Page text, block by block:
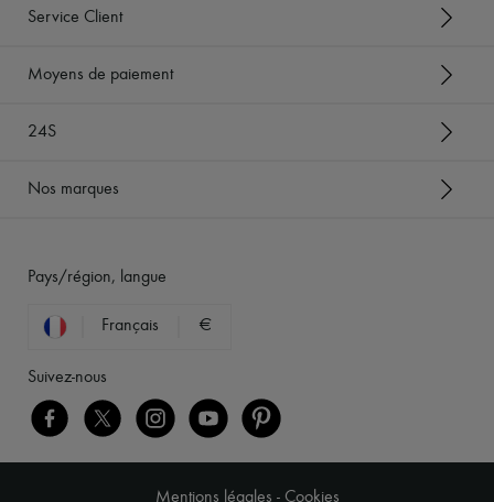
Service Client
Moyens de paiement
24S
Nos marques
Pays/région, langue
Français €
Suivez-nous
Mentions légales - Cookies